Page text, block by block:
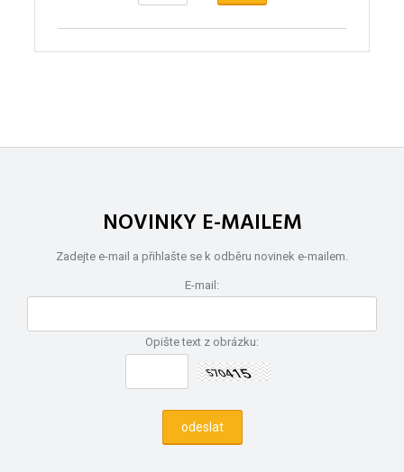
NOVINKY E-MAILEM
Zadejte e-mail a přihlašte se k odběru novinek e-mailem.
E-mail:
Opište text z obrázku: